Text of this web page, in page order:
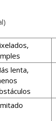
lenta,